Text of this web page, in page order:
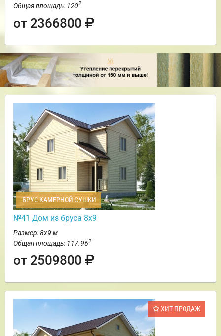
Общая площадь: 1202
от 2366800
БРУС КАМЕРНОЙ СУШКИ
№41 Дом из бруса 8х9
Размер: 8х9 м
Общая площадь: 117.962
от 2509800
ХИТ ПРОДАЖ